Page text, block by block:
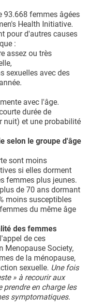
93.668 femmes âgées
Health Initiative.
pour d'autres causes
:
assez ou très
sexuelles avec des
avec l'âge.
durée de
nuit) et une probabilité
selon le groupe d'âge
sont moins
si elles dorment
femmes plus jeunes.
de 70 ans dormant
moins susceptibles
du même âge
des femmes
de ces
Menopause Society,
de la ménopause,
sexuelle. Une fois
» à recourir aux
en charge les
symptomatiques.